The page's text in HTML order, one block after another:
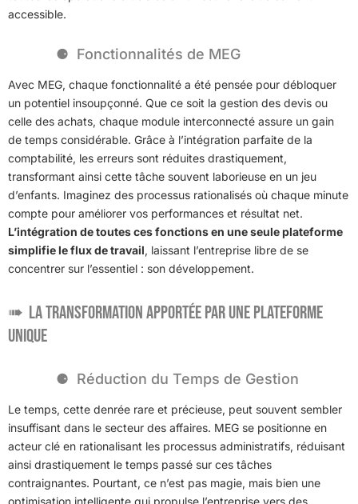
accessible.
Fonctionnalités de MEG
Avec MEG, chaque fonctionnalité a été pensée pour débloquer
un potentiel insoupçonné. Que ce soit la gestion des devis ou
celle des achats, chaque module interconnecté assure un gain
de temps considérable. Grâce à l’intégration parfaite de la
comptabilité, les erreurs sont réduites drastiquement,
transformant ainsi cette tâche souvent laborieuse en un jeu
d’enfants. Imaginez des processus rationalisés où chaque minute
compte pour améliorer vos performances et résultat net.
L’intégration de toutes ces fonctions en une seule plateforme
simplifie le flux de travail, laissant l’entreprise libre de se
concentrer sur l’essentiel : son développement.
La Transformation Apportée par une Plateforme
Unique
Réduction du Temps de Gestion
Le temps, cette denrée rare et précieuse, peut souvent sembler
insuffisant dans le secteur des affaires. MEG se positionne en
acteur clé en rationalisant les processus administratifs, réduisant
ainsi drastiquement le temps passé sur ces tâches
contraignantes. Pourtant, ce n’est pas magie, mais bien une
optimisation intelligente qui propulse l’entreprise vers des